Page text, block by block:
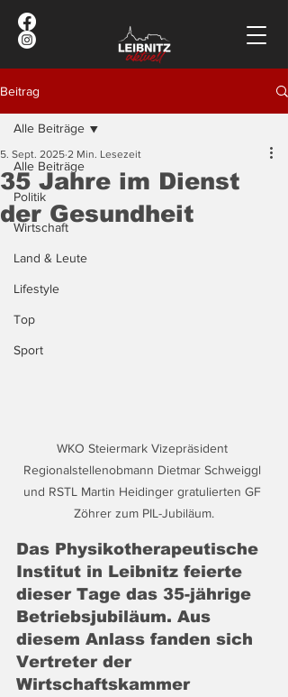
Beitrag
Alle Beiträge
Politik
Wirtschaft
Land & Leute
Lifestyle
Top
Sport
Alle Beiträge
35 Jahre im Dienst
der Gesundheit
5. Sept. 2025 2 Min. Lesezeit
WKO Steiermark Vizepräsident
Regionalstellenobmann Dietmar Schweiggl
und RSTL Martin Heidinger gratulierten GF
Zöhrer zum PIL-Jubiläum.
Das Physikotherapeutische
Institut in Leibnitz feierte
dieser Tage das 35-jährige
Betriebsjubiläum. Aus
diesem Anlass fanden sich
Vertreter der
Wirtschaftskammer